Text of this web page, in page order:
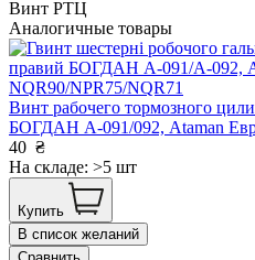
Винт РТЦ
Аналогичные товары
Винт рабочего тормозного
БОГДАН А-091/092, Ataman
40 ₴
На складе: >5 шт
Купить
В список желаний